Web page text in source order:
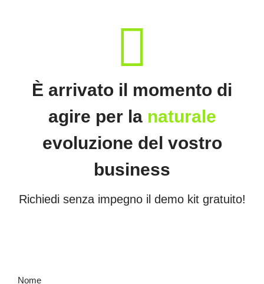
È arrivato il momento di
agire per la naturale
evoluzione del vostro
business
Richiedi senza impegno il demo kit gratuito!
Nome